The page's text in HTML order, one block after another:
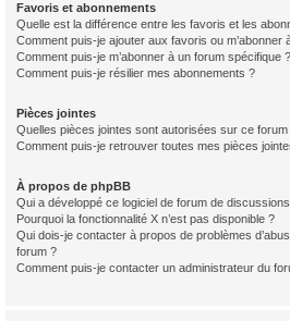
Favoris et abonnements
Quelle est la différence entre les favoris et les
Comment puis-je ajouter aux favoris ou m’abonner
Comment puis-je m’abonner à un forum spécifique ?
Comment puis-je résilier mes abonnements ?
Pièces jointes
Quelles pièces jointes sont autorisées sur ce forum
Comment puis-je retrouver toutes mes pièces
À propos de phpBB
Qui a développé ce logiciel de forum de
Pourquoi la fonctionnalité X n’est pas disponible ?
Qui dois-je contacter à propos de problèmes
forum ?
Comment puis-je contacter un administrateur du